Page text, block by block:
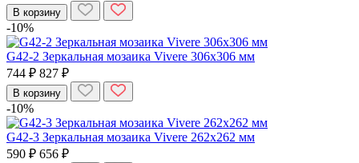
В корзину
-10%
G42-2 Зеркальная мозаика Vivere 306x306 мм
744 ₽ 827 ₽
В корзину
-10%
G42-3 Зеркальная мозаика Vivere 262x262 мм
590 ₽ 656 ₽